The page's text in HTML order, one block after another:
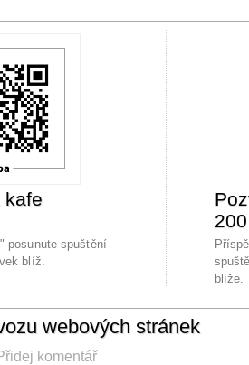
kafe
posunute spuštění
blíž.
blíže.
webových stránek
komentář